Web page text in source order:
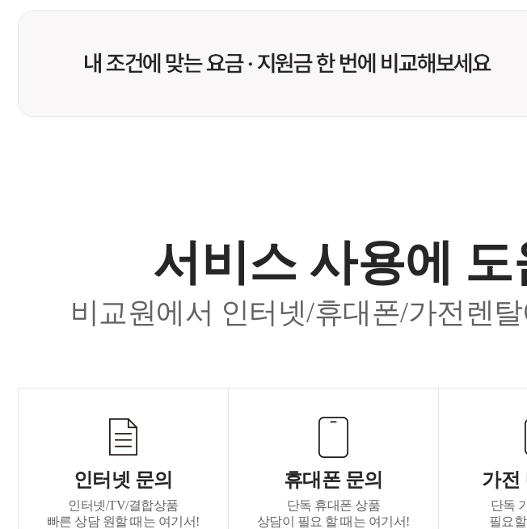
서비스 사용에
비교원에서 인터넷/휴대폰/가전렌
인터넷 문의
인터넷/TV/결합상품
빠른 상담 원할 때는 여기서!
휴대폰 문의
단독 휴대폰 상품
상담이 필요 할 때는 여기서!
가전
단독
필요